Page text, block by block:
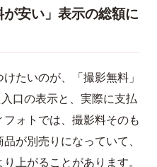
が安い」表示の総額に
たいのが、「撮影無料」
口の表示と、実際に支払
ォトでは、撮影料そのも
が別売りになっていて、
上がることがあります。